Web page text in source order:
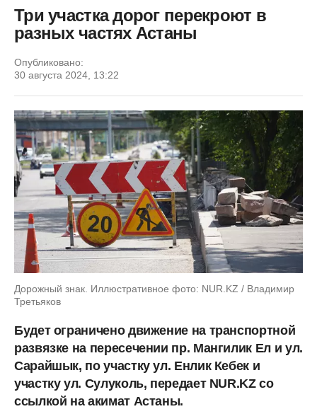
Три участка дорог перекроют в
разных частях Астаны
Опубликовано:
30 августа 2024, 13:22
Дорожный знак. Иллюстративное фото: NUR.KZ / Владимир
Третьяков
Будет ограничено движение на транспортной
развязке на пересечении пр. Мангилик Ел и ул.
Сарайшык, по участку ул. Енлик Кебек и
участку ул. Сулуколь, передает NUR.KZ со
ссылкой на акимат Астаны.